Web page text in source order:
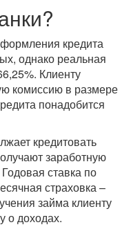
кредита
однако реальная
Клиенту
комиссию в размере
понадобится
кредитовать
заработную
ставка по
страховка –
займа клиенту
о доходах.